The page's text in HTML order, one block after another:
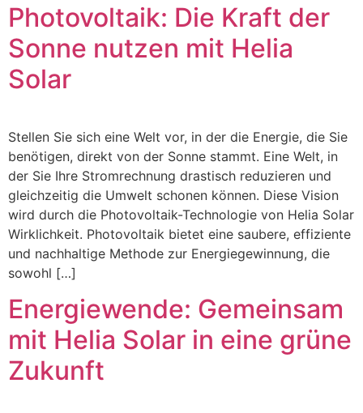
Photovoltaik: Die Kraft der
Sonne nutzen mit Helia
Solar
Stellen Sie sich eine Welt vor, in der die Energie, die Sie
benötigen, direkt von der Sonne stammt. Eine Welt, in
der Sie Ihre Stromrechnung drastisch reduzieren und
gleichzeitig die Umwelt schonen können. Diese Vision
wird durch die Photovoltaik-Technologie von Helia Solar
Wirklichkeit. Photovoltaik bietet eine saubere, effiziente
und nachhaltige Methode zur Energiegewinnung, die
sowohl […]
Energiewende: Gemeinsam
mit Helia Solar in eine grüne
Zukunft